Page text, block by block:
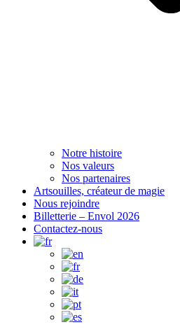
Notre histoire
Nos valeurs
Nos partenaires
Artsouilles, créateur de magie
Nous rejoindre
Billetterie – Envol 2026
Contactez-nous